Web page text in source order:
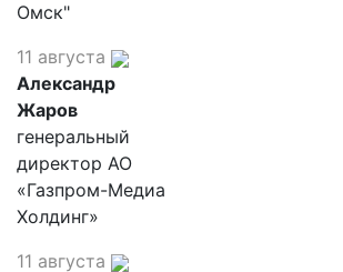
Омск"
11 августа
Александр
Жаров
генеральный
директор АО
«Газпром-Медиа
Холдинг»
11 августа